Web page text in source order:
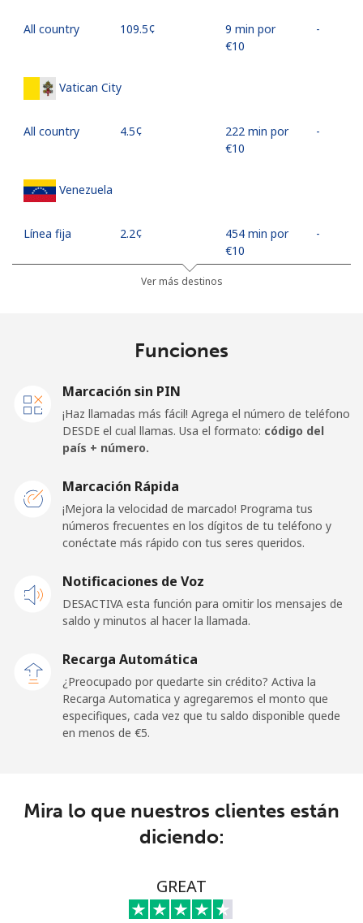
All country ⁦109.5¢⁩
9 min por
⁦€10⁩
-
Vatican City
All country ⁦4.5¢⁩
222 min por
⁦€10⁩
-
Venezuela
Línea fija ⁦2.2¢⁩
454 min por
⁦€10⁩
-
⁦10.5¢⁩
⁦4.5¢⁩
222 min por
Línea fija ⁦9.9¢⁩
Celular ⁦9.5¢⁩
105 min por
⁦€10⁩
Ver más destinos
Funciones
Marcación sin PIN
¡Haz llamadas más fácil! Agrega el número de teléfono
DESDE el cual llamas. Usa el formato: código del
país + número.
Marcación Rápida
¡Mejora la velocidad de marcado! Programa tus
números frecuentes en los dígitos de tu teléfono y
conéctate más rápido con tus seres queridos.
Notificaciones de Voz
DESACTIVA esta función para omitir los mensajes de
saldo y minutos al hacer la llamada.
Recarga Automática
¿Preocupado por quedarte sin crédito? Activa la
Recarga Automatica y agregaremos el monto que
especifiques, cada vez que tu saldo disponible quede
en menos de ⁦€5⁩.
Mira lo que nuestros clientes están
diciendo:
GREAT